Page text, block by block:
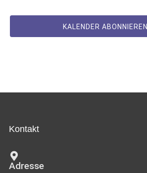
KALENDER ABONNIEREN
Kontakt
Adresse